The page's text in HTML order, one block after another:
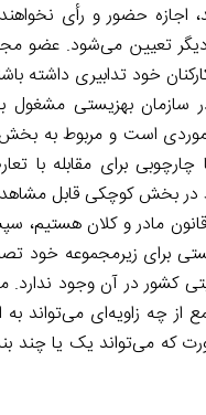
اجازه حضور و رأی
تعیین می‌شود. عضو
خود تدابیری داشته
بهزیستی مشغول
است و مربوط به
برای مقابله با
در بخش کوچکی قابل
مادر و کلان هستیم،
برای زیرمجموعه خود
کشور در آن وجود ندارد.
زاویه‌ای می‌تواند به
می‌تواند یک یا چند